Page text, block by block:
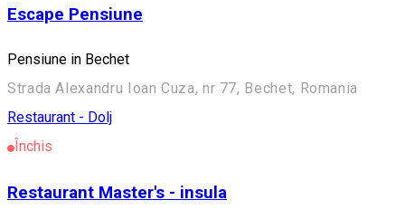
Escape Pensiune
Pensiune in Bechet
Strada Alexandru Ioan Cuza, nr 77, Bechet, Romania
Restaurant - Dolj
Închis
Restaurant Master's - insula